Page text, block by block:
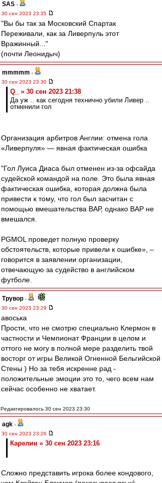
SAS -
30 сен 2023 23:35
"Вы бы так за Московский Спартак
Переживали, как за Ливерпуль этот
Вражинный..."
(почти Леонидыч)
mmmmm -
30 сен 2023 23:30
Q_ » 30 сен 2023 21:38
Да уж .. как сегодня технично убили Ливер ..
отменили гол
Организация арбитров Англии: отмена гола
«Ливерпуля» — явная фактическая ошибка
"Гол Луиса Диаса был отменен из-за офсайда
судейской командой на поле. Это была явная
фактическая ошибка, которая должна была
привести к тому, что гол был засчитан с
помощью вмешательства ВАР, однако ВАР не
вмешался.
PGMOL проведет полную проверку
обстоятельств, которые привели к ошибке», –
говорится в заявлении организации,
отвечающую за судейство в английском
футболе.
Трувор -
30 сен 2023 23:29
авоська
Прости, что не смотрю специально Клермон в
частности и Чемпионат Франции в целом и
оттого не могу в полной мере разделить твой
восторг от игры Великой Огненной Бельгийской
Стены ) Но за тебя искренне рад -
положительные эмоции это то, чего всем нам
сейчас особенно не хватает.
Редактировалось 30 сен 2023 23:30
agk -
30 сен 2023 23:26
Карелин » 30 сен 2023 23:16
Сложно представить игрока более кондового,